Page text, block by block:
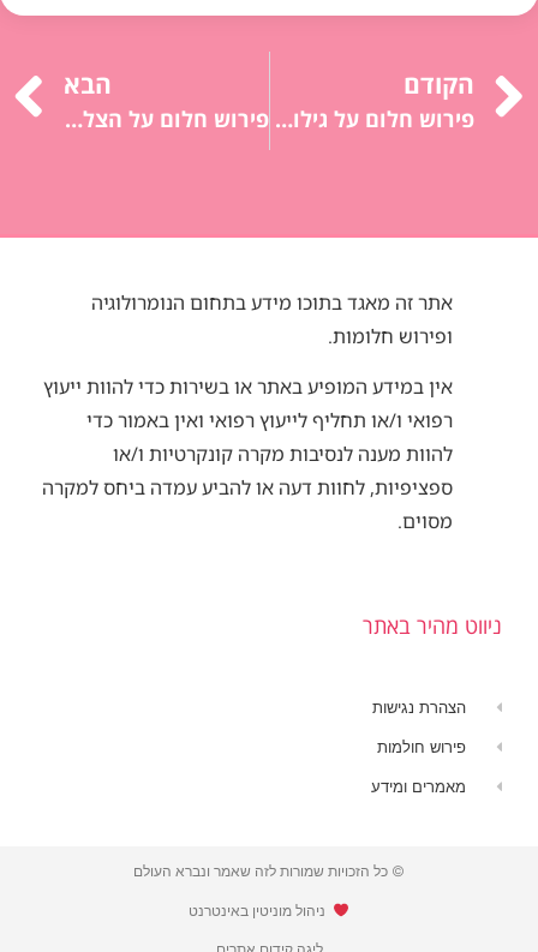
הקודם
פירוש חלום על גילוי: הפתעה, ידע חדש, תובנות.
הבא
פירוש חלום על הצלה: תקווה, עזרה, תמיכה.
אתר זה מאגד בתוכו מידע בתחום הנומרולוגיה
ופירוש חלומות.
אין במידע המופיע באתר או בשירות כדי להוות ייעוץ
רפואי ו/או תחליף לייעוץ רפואי ואין באמור כדי
להוות מענה לנסיבות מקרה קונקרטיות ו/או
ספציפיות, לחוות דעה או להביע עמדה ביחס למקרה
מסוים.
ניווט מהיר באתר
הצהרת נגישות
פירוש חולמות
מאמרים ומידע
© כל הזכויות שמורות לזה שאמר ונברא העולם
​ ניהול מוניטין באינטרנט